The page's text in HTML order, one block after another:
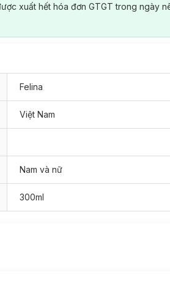
xuất hết hóa đơn GTGT trong ngày
Felina
Việt Nam
Nam và nữ
300ml